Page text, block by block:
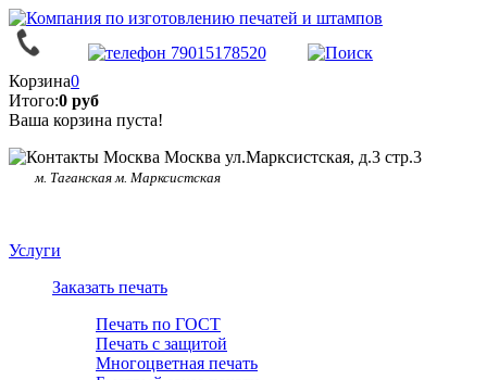
Корзина0
Итого:0 руб
Ваша корзина пуста!
Москва ул.Марксистская, д.3 стр.3
м. Таганская м. Марксистская
Услуги
Заказать печать
Печать по ГОСТ
Печать с защитой
Многоцветная печать